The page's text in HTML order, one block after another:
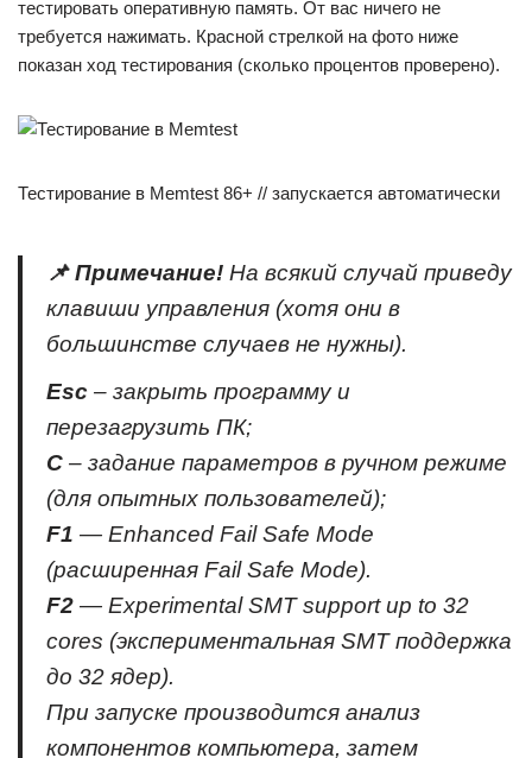
тестировать оперативную память. От вас ничего не
требуется нажимать. Красной стрелкой на фото ниже
показан ход тестирования (сколько процентов проверено).
Тестирование в Memtest 86+ // запускается автоматически
📌 Примечание! На всякий случай приведу
клавиши управления (хотя они в
большинстве случаев не нужны).
Esc – закрыть программу и
перезагрузить ПК;
C – задание параметров в ручном режиме
(для опытных пользователей);
F1 — Enhanced Fail Safe Mode
(расширенная Fail Safe Mode).
F2 — Experimental SMT support up to 32
cores (экспериментальная SMT поддержка
до 32 ядер).
При запуске производится анализ
компонентов компьютера, затем